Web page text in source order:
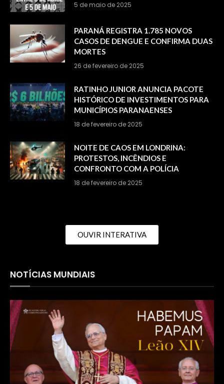
5 de maio de 2025
PARANÁ REGISTRA 1.785 NOVOS
CASOS DE DENGUE E CONFIRMA DUAS
MORTES
26 de fevereiro de 2025
RATINHO JUNIOR ANUNCIA PACOTE
HISTÓRICO DE INVESTIMENTOS PARA
MUNICÍPIOS PARANAENSES
18 de fevereiro de 2025
NOITE DE CAOS EM LONDRINA:
PROTESTOS, INCÊNDIOS E
CONFRONTO COM A POLÍCIA
18 de fevereiro de 2025
OUVIR INTERATIVA
NOTÍCIAS MUNDIAIS